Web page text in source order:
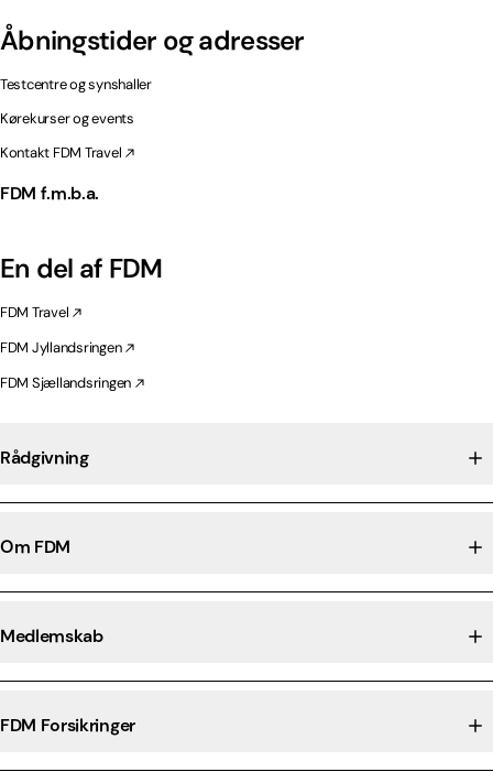
Åbningstider og adresser
Testcentre og synshaller
Kørekurser og events
Kontakt FDM Travel
FDM f.m.b.a.
En del af FDM
FDM Travel
FDM Jyllandsringen
FDM Sjællandsringen
Rådgivning
Om FDM
Medlemskab
FDM Forsikringer